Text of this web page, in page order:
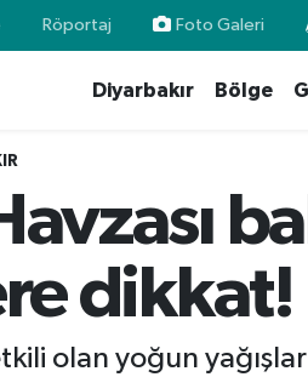
Röportaj Foto Galeri
Diyarbakır Bölge
dikkat!
olan yoğun